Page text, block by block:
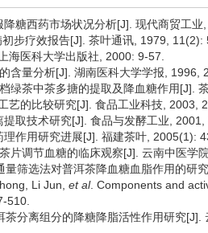
糖西药市场状况分析[J]. 现代商贸工业
步疗效报告[J]. 茶叶通讯, 1979, 11(2):
海医科大学出版社, 2000: 9-57.
含量分析[J]. 湖南医科大学学报, 1996,
绿茶中茶多搪的提取及降血糖作用[J].
艺的比较研究[J]. 食品工业科技, 2003,
取技术研究[J]. 食品与发酵工业, 2001,
作用研究进展[J]. 福建茶叶, 2005(1):
片调节血糖的临床观察[J]. 云南中医学
筛选法对普洱茶降血糖血脂作用的研
Li Jun, et al. Components and
510.
分离组分的降糖降脂活性作用研究